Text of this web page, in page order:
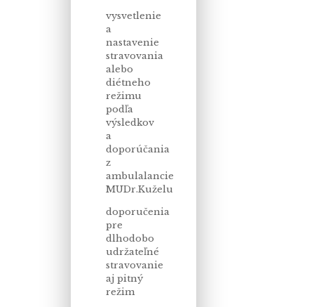
vysvetlenie
a
nastavenie
stravovania
alebo
diétneho
režimu
podľa
výsledkov
a
doporúčania
z
ambulalancie
MUDr.Kuželu
doporučenia
pre
dlhodobo
udržateľné
stravovanie
aj pitný
režim